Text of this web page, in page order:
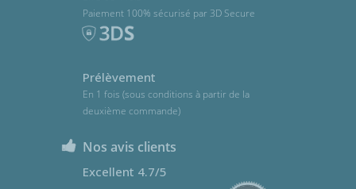
Paiement 100% sécurisé par 3D Secure
Prélèvement
En 1 fois (sous conditions à partir de la
deuxième commande)
Nos avis clients
Excellent 4.7/5